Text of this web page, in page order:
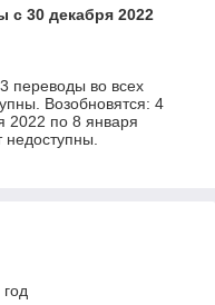
с 30 декабря 2022
переводы во всех
Возобновятся: 4
2022 по 8 января